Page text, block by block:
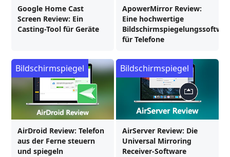
Google Home Cast
Screen Review: Ein
Casting-Tool für Geräte
ApowerMirror Review:
Eine hochwertige
für Telefone
AirDroid Review: Telefon
aus der Ferne steuern
und spiegeln
Bildschirmspiegel
AirServer Review: Die
Universal Mirroring
Receiver-Software
Bildschirmspiegel